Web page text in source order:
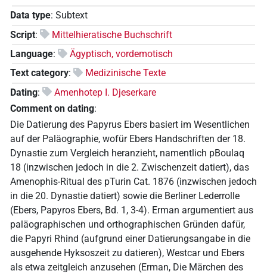
Data type: Subtext
Script:
Mittelhieratische Buchschrift
Language:
Ägyptisch, vordemotisch
Text category:
Medizinische Texte
Dating:
Amenhotep I. Djeserkare
Comment on dating:
Die Datierung des Papyrus Ebers basiert im Wesentlichen
auf der Paläographie, wofür Ebers Handschriften der 18.
Dynastie zum Vergleich heranzieht, namentlich pBoulaq
18 (inzwischen jedoch in die 2. Zwischenzeit datiert), das
Amenophis-Ritual des pTurin Cat. 1876 (inzwischen jedoch
in die 20. Dynastie datiert) sowie die Berliner Lederrolle
(Ebers, Papyros Ebers, Bd. 1, 3-4). Erman argumentiert aus
paläographischen und orthographischen Gründen dafür,
die Papyri Rhind (aufgrund einer Datierungsangabe in die
ausgehende Hyksoszeit zu datieren), Westcar und Ebers
als etwa zeitgleich anzusehen (Erman, Die Märchen des